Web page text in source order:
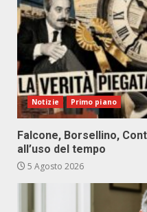
Notizie Primo piano
Falcone, Borsellino,
all’uso del tempo
5 Agosto 2026